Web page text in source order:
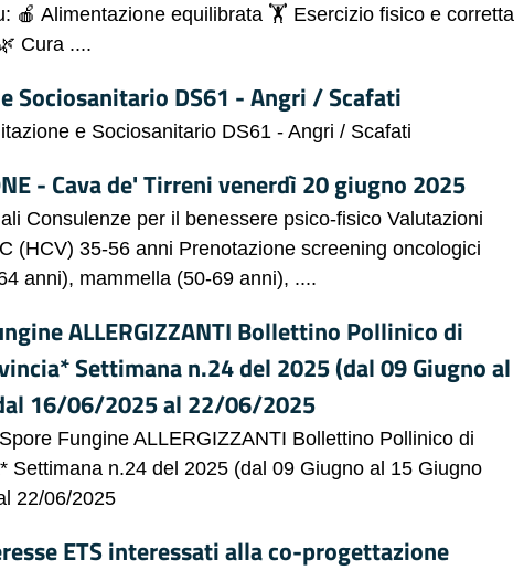
🍎 Alimentazione equilibrata 🏋 Esercizio fisico e corretta
Cura ....
Sociosanitario DS61 - Angri / Scafati
e Sociosanitario DS61 - Angri / Scafati
- Cava de' Tirreni venerdì 20 giugno 2025
Consulenze per il benessere psico-fisico Valutazioni
(HCV) 35-56 anni Prenotazione screening oncologici
anni), mammella (50-69 anni), ....
ALLERGIZZANTI Bollettino Pollinico di
Settimana n.24 del 2025 (dal 09 Giugno al
16/06/2025 al 22/06/2025
Fungine ALLERGIZZANTI Bollettino Pollinico di
Settimana n.24 del 2025 (dal 09 Giugno al 15 Giugno
22/06/2025
ETS interessati alla co-progettazione